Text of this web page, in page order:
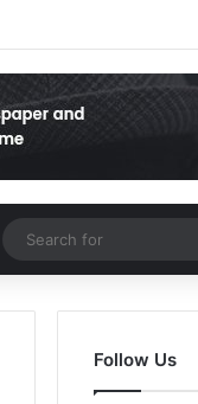
Random Article
Follow Us